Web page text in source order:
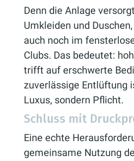
Denn die Anlage
Umkleiden und
auch noch im
Clubs. Das bedeutet:
trifft auf erschwerte
zuverlässige Entlüftung
Luxus, sondern Pflicht.
Schluss mit
Eine echte
gemeinsame Nutzung